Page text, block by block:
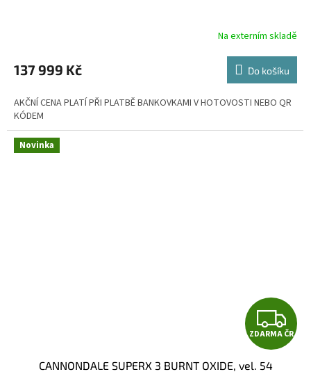
R
M
A
Na externím skladě
137 999 Kč Do košíku
AKČNÍ CENA PLATÍ PŘI PLATBĚ BANKOVKAMI V HOTOVOSTI NEBO QR
KÓDEM
Novinka
Z
D
ZDARMA ČR
CANNONDALE SUPERX 3 BURNT OXIDE, vel. 54